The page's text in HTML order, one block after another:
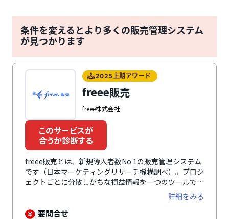
条件を変えるとより多くの販売管理システム
が見つかります
2025上期アワード
freee販売
freee株式会社
このサービスが
合うか診断する
freee販売とは、新規導入者数No.1の販売管理システム
です（日本マーケティングリサーチ機構調べ）。プロジ
ェクトごとに分散しがちな損益情報を一つのツールでタ
イムリーに可視化できます。案件の受注見込みから経理
の支払処理まで、スムーズに一元管理します。これによ
り、煩雑な業務フローが効率化され、業務負担を減らし
詳細をみる
要問合せ